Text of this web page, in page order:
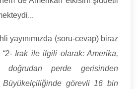
yayınımızda (soru-cevap) biraz
“2- Irak ile ilgili olarak: Amerika,
doğrudan perde gerisinden
Büyükelçiliğinde görevli 16 bin